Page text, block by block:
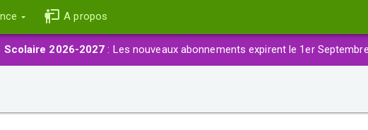
A propos
Scolaire 2026-2027 : Les nouveaux abonnements expirent le 1er